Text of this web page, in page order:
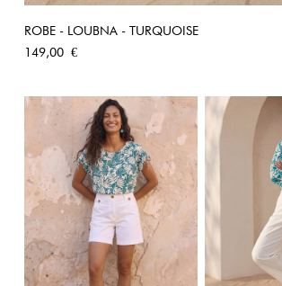
ROBE - LOUBNA - TURQUOISE
Prix
149,00 €